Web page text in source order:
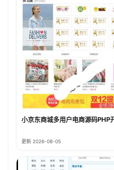
小京东商城多用户电商源码PHP
更新 2026-08-05